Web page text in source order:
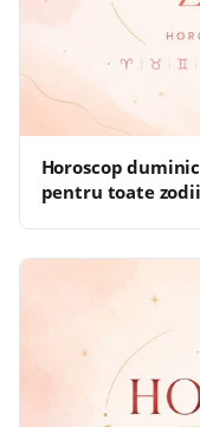
Horoscop
pentru toate